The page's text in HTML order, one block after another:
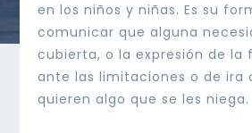
en los niños y niñas. Es su
comunicar que alguna
cubierta, o la expresión de la
ante las limitaciones o de ira
quieren algo que se les niega.